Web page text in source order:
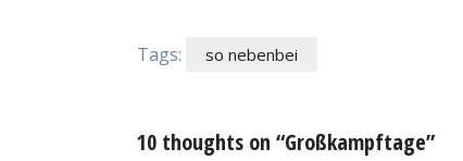
Tags: so nebenbei
10 thoughts on “Großkampftage”